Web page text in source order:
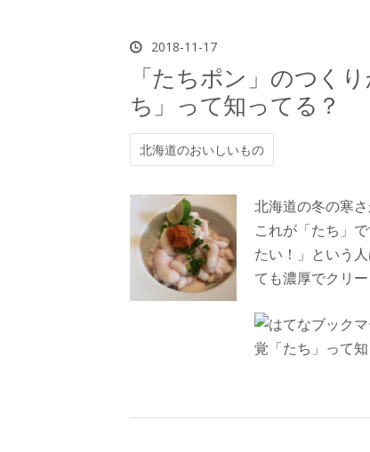
2018-11 -17
「たちポン」のつく
ち」って知ってる？
北海道のおいしいもの
北海道の冬の寒
これが「たち」
たい！」という
ても濃厚でクリ